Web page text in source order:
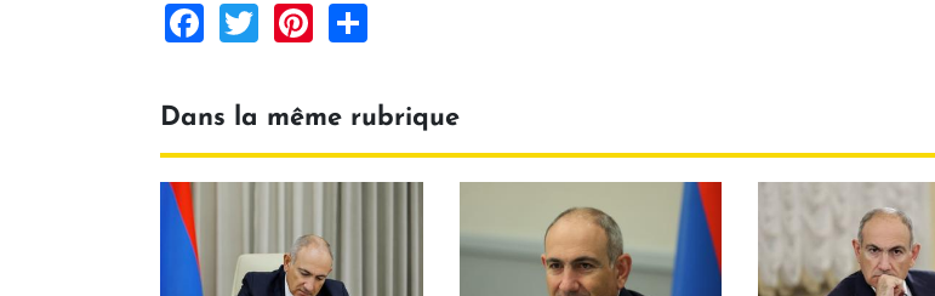
Facebook
TwitterPinterest
Dans la même rubrique